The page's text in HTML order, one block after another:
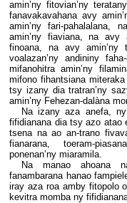
amin’ny fitovian’ny
fanavakavahana avy
amin’ny fari-pahalalana,
amin’ny fiaviana, na avy
finoana, na avy amin’ny
voalazan’ny andininy
mifanohitra amin’ny
mifono fihantsiana
tsy izany dia tratran’ny
amin’ny Fehezan-dalàna
Na izany aza anefa,
fifidianana dia tsy azo atao
tsena na ao an-trano
fianarana, toeram-
ponenan’ny miaramila.
Na manao ahoana
fanambarana hanao
iray aza roa amby fitopolo
kevitra momba ny